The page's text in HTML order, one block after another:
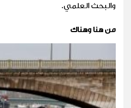
والبحث العلمي.
من هنا وهناك